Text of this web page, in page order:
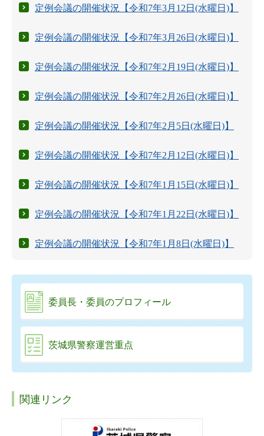
定例会議の開催状況【令和7年3月12日(水曜日)】
定例会議の開催状況【令和7年3月26日(水曜日)】
定例会議の開催状況【令和7年2月19日(水曜日)】
定例会議の開催状況【令和7年2月26日(水曜日)】
定例会議の開催状況【令和7年2月5日(水曜日)】
定例会議の開催状況【令和7年2月12日(水曜日)】
定例会議の開催状況【令和7年1月15日(水曜日)】
定例会議の開催状況【令和7年1月22日(水曜日)】
定例会議の開催状況【令和7年1月8日(水曜日)】
委員長・委員のプロフィール
茨城県警察運営重点
関連リンク